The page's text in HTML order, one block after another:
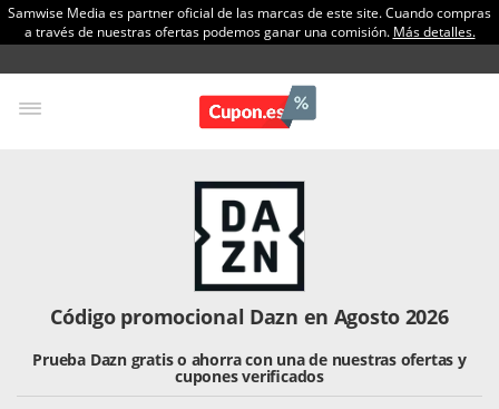
Samwise Media es partner oficial de las marcas de este site. Cuando compras
a través de nuestras ofertas podemos ganar una comisión. Más detalles.
Código promocional Dazn en Agosto 2026
Prueba Dazn gratis o ahorra con una de nuestras ofertas y
cupones verificados